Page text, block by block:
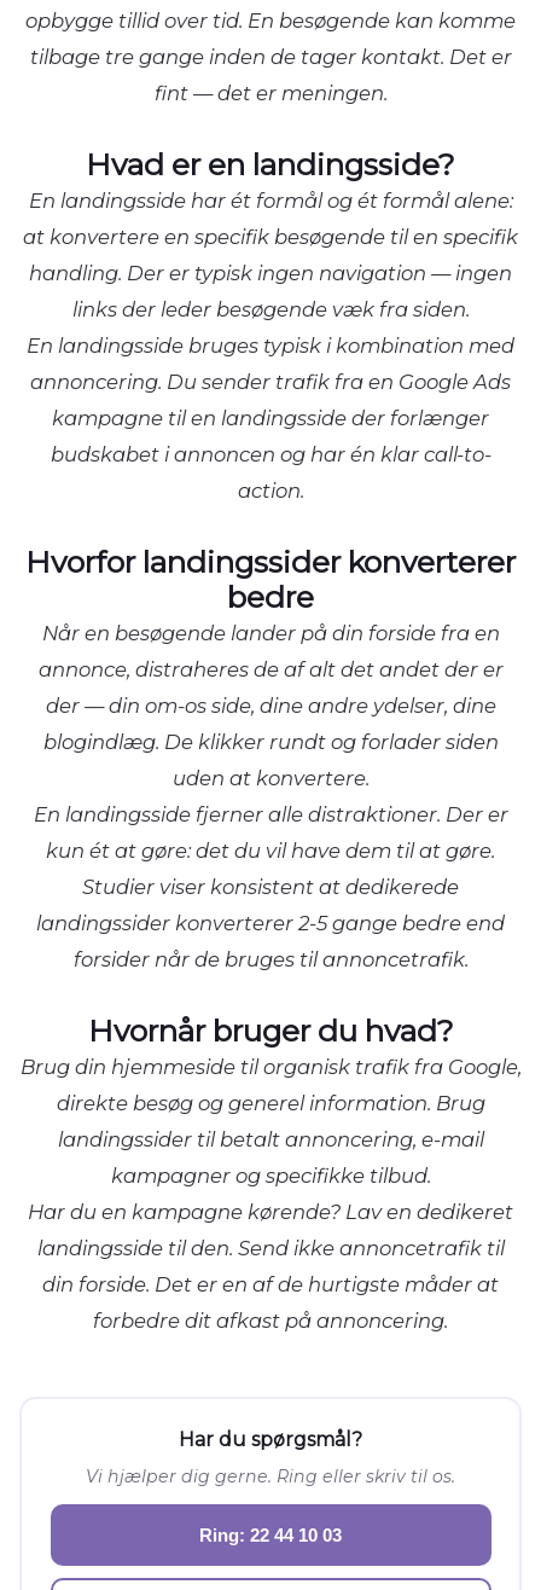
opbygge tillid over tid. En besøgende kan komme
tilbage tre gange inden de tager kontakt. Det er
fint — det er meningen.
Hvad er en landingsside?
En landingsside har ét formål og ét formål alene:
at konvertere en specifik besøgende til en specifik
handling. Der er typisk ingen navigation — ingen
links der leder besøgende væk fra siden.
En landingsside bruges typisk i kombination med
annoncering. Du sender trafik fra en Google Ads
kampagne til en landingsside der forlænger
budskabet i annoncen og har én klar call-to-
action.
Hvorfor landingssider konverterer
bedre
Når en besøgende lander på din forside fra en
annonce, distraheres de af alt det andet der er
der — din om-os side, dine andre ydelser, dine
blogindlæg. De klikker rundt og forlader siden
uden at konvertere.
En landingsside fjerner alle distraktioner. Der er
kun ét at gøre: det du vil have dem til at gøre.
Studier viser konsistent at dedikerede
landingssider konverterer 2-5 gange bedre end
forsider når de bruges til annoncetrafik.
Hvornår bruger du hvad?
Brug din hjemmeside til organisk trafik fra Google,
direkte besøg og generel information. Brug
landingssider til betalt annoncering, e-mail
kampagner og specifikke tilbud.
Har du en kampagne kørende? Lav en dedikeret
landingsside til den. Send ikke annoncetrafik til
din forside. Det er en af de hurtigste måder at
forbedre dit afkast på annoncering.
Har du spørgsmål?
Vi hjælper dig gerne. Ring eller skriv til os.
Ring: 22 44 10 03